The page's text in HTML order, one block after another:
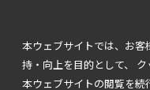
本ウェブサイトでは、お
持・向上を目的として、 ク
本ウェブサイトの閲覧を